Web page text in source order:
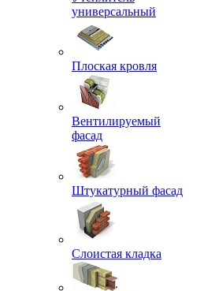
универсальный
Плоская кровля
Вентилируемый
фасад
Штукатурный фасад
Слоистая кладка